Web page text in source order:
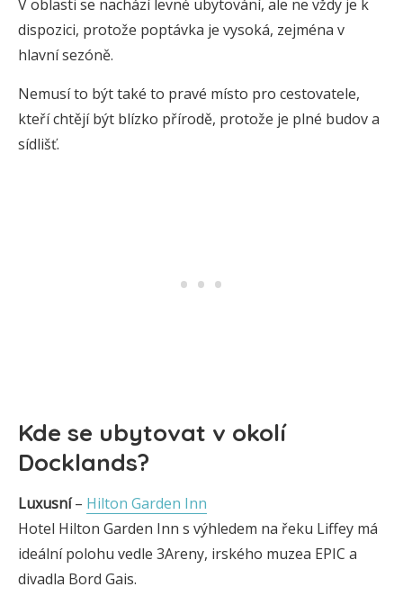
V oblasti se nachází levné ubytování, ale ne vždy je k
dispozici, protože poptávka je vysoká, zejména v
hlavní sezóně.
Nemusí to být také to pravé místo pro cestovatele,
kteří chtějí být blízko přírodě, protože je plné budov a
sídlišť.
Kde se ubytovat v okolí
Docklands?
Luxusní– Hilton Garden Inn
Hotel Hilton Garden Inn s výhledem na řeku Liffey má
ideální polohu vedle 3Areny, irského muzea EPIC a
divadla Bord Gais.